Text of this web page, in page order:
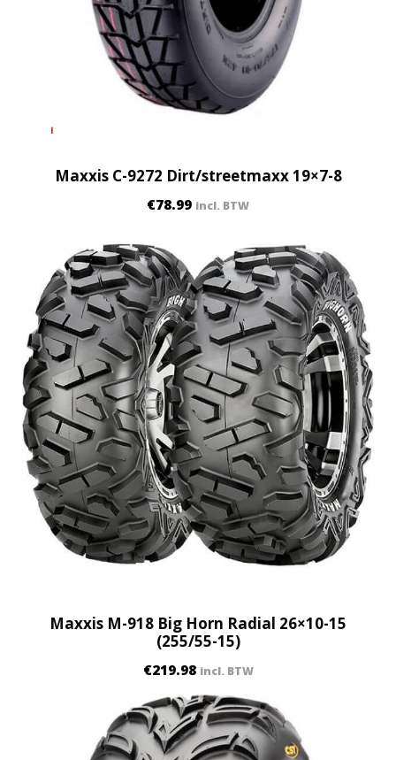
Maxxis C-9272 Dirt/streetmaxx 19×7-8
€78.99 incl. BTW
Maxxis M-918 Big Horn Radial 26×10-15
(255/55-15)
€219.98 incl. BTW